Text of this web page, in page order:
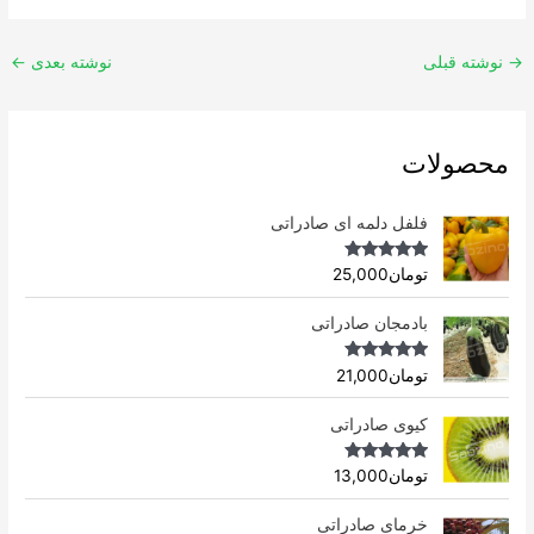
→ نوشته قبلی نوشته بعدی ←
محصولات
فلفل دلمه ای صادراتی
Rated4.96
out of 5
تومان25,000
بادمجان صادراتی
Rated4.75
out of 5
تومان21,000
کیوی صادراتی
Rated4.75
out of 5
تومان13,000
خرمای صادراتی